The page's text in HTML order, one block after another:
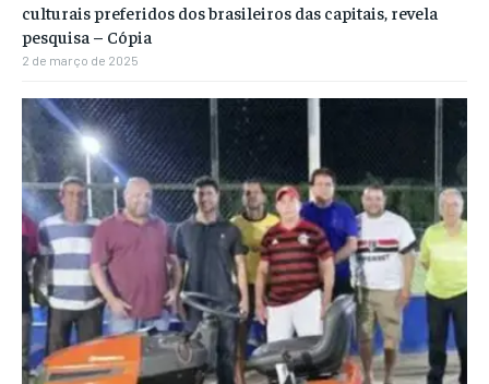
culturais preferidos dos brasileiros das capitais, revela
pesquisa – Cópia
2 de março de 2025